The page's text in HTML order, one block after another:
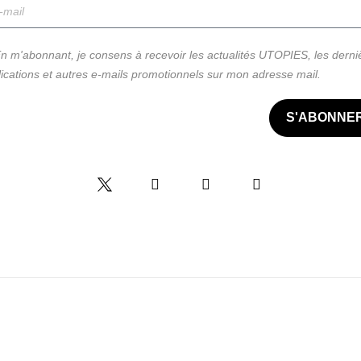
m'abonnant, je consens à recevoir les actualités UTOPIES, les
et autres e-mails promotionnels sur mon adresse mail.